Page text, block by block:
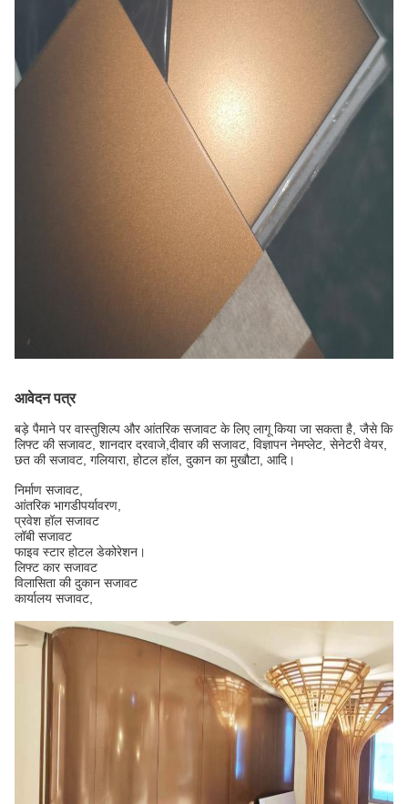
आवेदन पत्र
बड़े पैमाने पर वास्तुशिल्प और आंतरिक सजावट के लिए लागू किया जा सकता है, जैसे कि
लिफ्ट की सजावट, शानदार दरवाजे, दीवार की सजावट, विज्ञापन नेमप्लेट, सेनेटरी वेयर,
छत की सजावट, गलियारा, होटल हॉल, दुकान का मुखौटा, आदि।
निर्माण सजावट,
आंतरिक भागडीपर्यावरण
प्रवेश हॉल सजावट
लॉबी सजावट
फाइव स्टार होटल डेकोरेशन।
लिफ्ट कार सजावट
विलासिता की दुकान सजावट
कार्यालय सजावट,